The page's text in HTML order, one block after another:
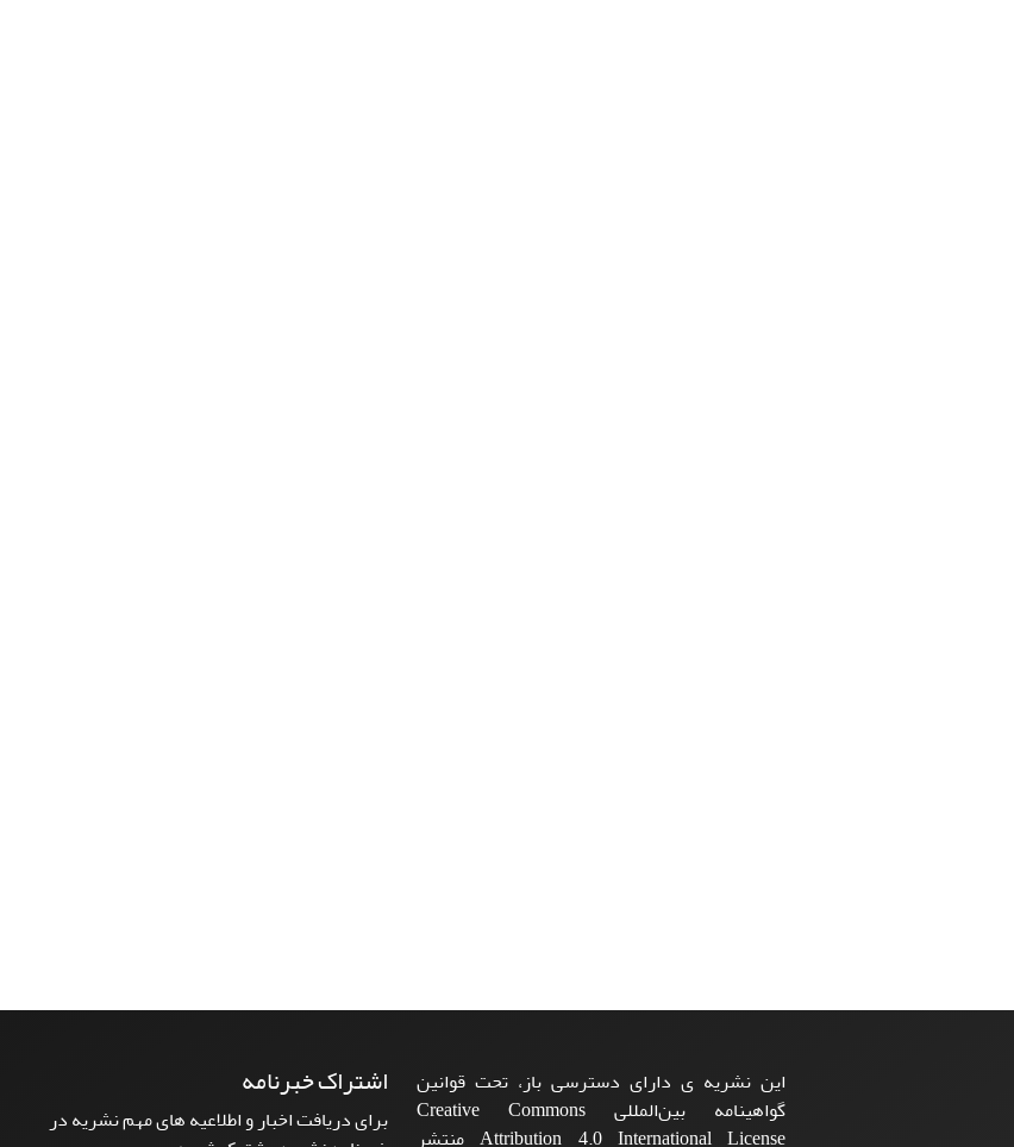
این نشریه ی دارای دسترسی باز، تحت قوانین
گواهینامه بین‌المللی Creative Commons
Attribution 4.0 International License منتشر
اشتراک خبرنامه
برای دریافت اخبار و اطلاعیه های مهم نشریه در